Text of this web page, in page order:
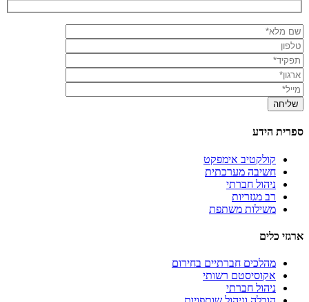
ספרית הידע
קולקטיב אימפקט
חשיבה מערכתית
ניהול חברתי
רב מגזריות
משילות משתפת
ארגזי כלים
מהלכים חברתיים בחירום
אקוסיסטם רשותי
ניהול חברתי